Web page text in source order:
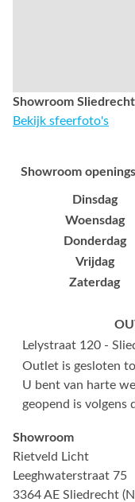
Showroom Sliedrecht
Bekijk sfeerfoto's
Showroom
Dinsdag
Woensdag
Donderdag
Vrijdag
Zaterdag
Lelystraat 120 -
Outlet is gesloten
U bent van harte
geopend is volgens
Showroom
Rietveld Licht
Leeghwaterstraat 75
3364 AE Sliedrecht